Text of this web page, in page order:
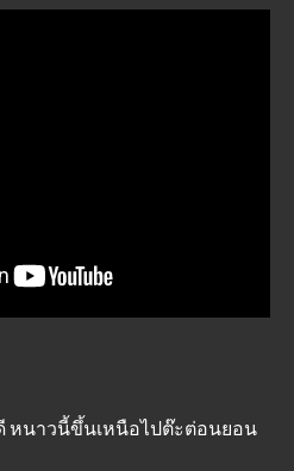
หนาวนี้ขึ้นเหนือไปต๊ะต่อนยอน